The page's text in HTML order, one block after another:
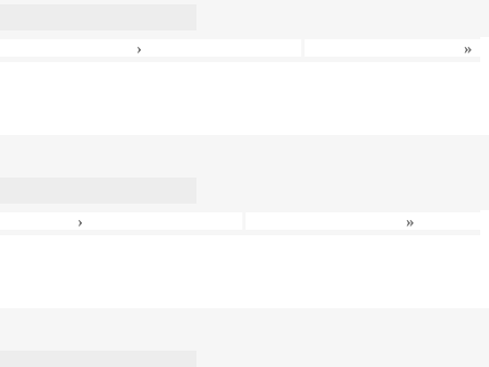
› »
› »